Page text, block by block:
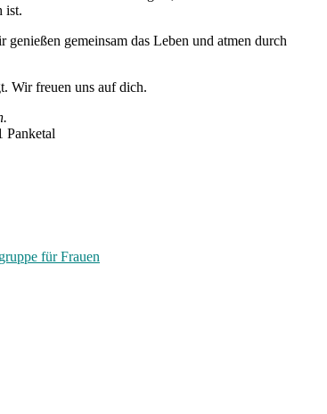
ist.
genießen gemeinsam das Leben und atmen durch
Wir freuen uns auf dich.
Panketal
für Frauen